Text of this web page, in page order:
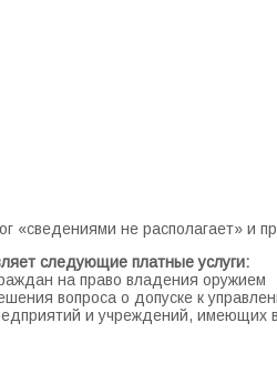
«сведениями не располагает» и
следующие платные услуги:
на право владения оружием
вопроса о допуске к
и учреждений, имеющих